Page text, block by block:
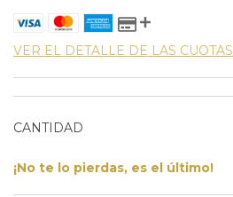
VER EL DETALLE DE LAS CUOTAS
CANTIDAD
¡No te lo pierdas, es el último!